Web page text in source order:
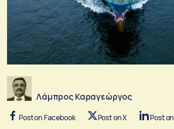
Λάμπρος Καραγεώργος
Post on Facebook Post on X Post